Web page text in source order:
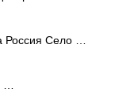
Россия Село …